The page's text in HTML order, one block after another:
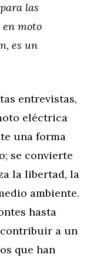
las
moto
es un
entrevistas,
eléctrica
una forma
se convierte
la libertad, la
ambiente.
hasta
a un
que han